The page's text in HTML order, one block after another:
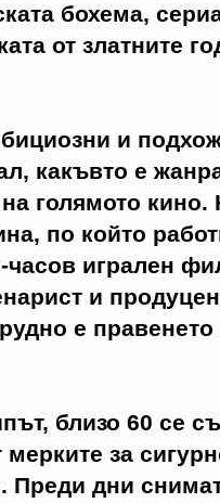
бохема,
от златните
и
какъвто е
голямото кино.
по който
часов игрален
и
е
близо 60 се
за
Преди дни